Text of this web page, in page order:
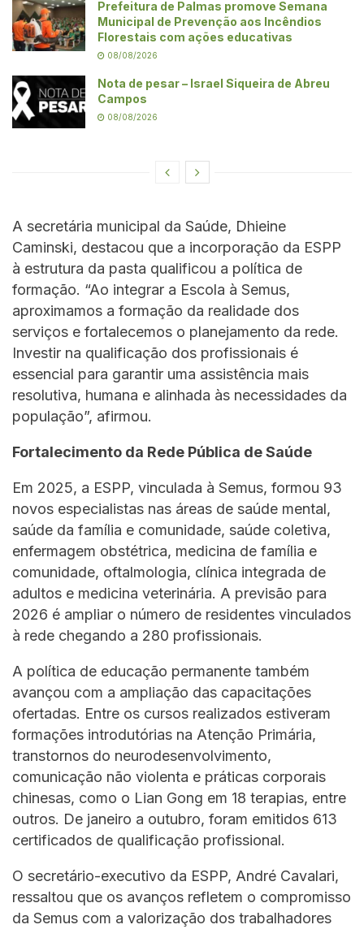
Prefeitura de Palmas promove Semana
Municipal de Prevenção aos Incêndios
Florestais com ações educativas
08/08/2026
Nota de pesar – Israel Siqueira de Abreu
Campos
08/08/2026
A secretária municipal da Saúde, Dhieine
Caminski, destacou que a incorporação da ESPP
à estrutura da pasta qualificou a política de
formação. “Ao integrar a Escola à Semus,
aproximamos a formação da realidade dos
serviços e fortalecemos o planejamento da rede.
Investir na qualificação dos profissionais é
essencial para garantir uma assistência mais
resolutiva, humana e alinhada às necessidades da
população”, afirmou.
Fortalecimento da Rede Pública de Saúde
Em 2025, a ESPP, vinculada à Semus, formou 93
novos especialistas nas áreas de saúde mental,
saúde da família e comunidade, saúde coletiva,
enfermagem obstétrica, medicina de família e
comunidade, oftalmologia, clínica integrada de
adultos e medicina veterinária. A previsão para
2026 é ampliar o número de residentes vinculados
à rede chegando a 280 profissionais.
A política de educação permanente também
avançou com a ampliação das capacitações
ofertadas. Entre os cursos realizados estiveram
formações introdutórias na Atenção Primária,
transtornos do neurodesenvolvimento,
comunicação não violenta e práticas corporais
chinesas, como o Lian Gong em 18 terapias, entre
outros. De janeiro a outubro, foram emitidos 613
certificados de qualificação profissional.
O secretário-executivo da ESPP, André Cavalari,
ressaltou que os avanços refletem o compromisso
da Semus com a valorização dos trabalhadores